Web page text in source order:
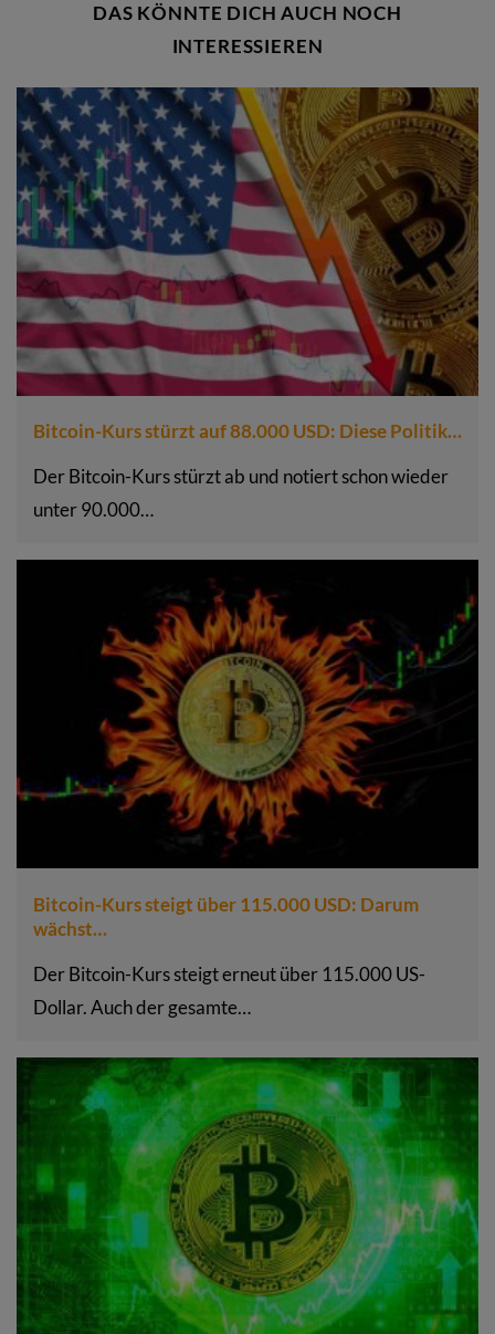
DAS KÖNNTE DICH AUCH NOCH
INTERESSIEREN
Bitcoin-Kurs stürzt auf 88.000 USD: Diese Politik…
Der Bitcoin-Kurs stürzt ab und notiert schon wieder
unter 90.000…
Bitcoin-Kurs steigt über 115.000 USD: Darum
wächst…
Der Bitcoin-Kurs steigt erneut über 115.000 US-
Dollar. Auch der gesamte…